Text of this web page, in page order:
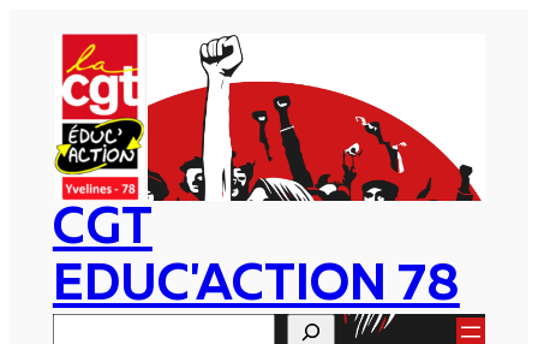
contenu
CGT
EDUC'ACTION 78